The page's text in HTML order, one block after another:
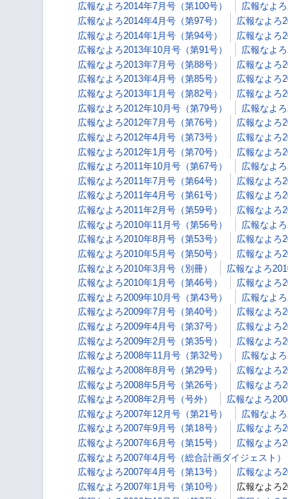
広報なよろ2014年7月号（第100号）
広報なよ
広報なよろ2014年4月号（第97号）
広報なよろ
広報なよろ2014年1月号（第94号）
広報なよろ
広報なよろ2013年10月号（第91号）
広報なよ
広報なよろ2013年7月号（第88号）
広報なよろ
広報なよろ2013年4月号（第85号）
広報なよろ
広報なよろ2013年1月号（第82号）
広報なよろ
広報なよろ2012年10月号（第79号）
広報なよ
広報なよろ2012年7月号（第76号）
広報なよろ
広報なよろ2012年4月号（第73号）
広報なよろ
広報なよろ2012年1月号（第70号）
広報なよろ
広報なよろ2011年10月号（第67号）
広報なよ
広報なよろ2011年7月号（第64号）
広報なよろ
広報なよろ2011年4月号（第61号）
広報なよろ
広報なよろ2011年2月号（第59号）
広報なよろ
広報なよろ2010年11月号（第56号）
広報なよ
広報なよろ2010年8月号（第53号）
広報なよろ
広報なよろ2010年5月号（第50号）
広報なよろ
広報なよろ2010年3月号（別冊）
広報なよろ
広報なよろ2010年1月号（第46号）
広報なよろ
広報なよろ2009年10月号（第43号）
広報なよ
広報なよろ2009年7月号（第40号）
広報なよろ
広報なよろ2009年4月号（第37号）
広報なよろ
広報なよろ2009年2月号（第35号）
広報なよろ
広報なよろ2008年11月号（第32号）
広報なよ
広報なよろ2008年8月号（第29号）
広報なよろ
広報なよろ2008年5月号（第26号）
広報なよろ
広報なよろ2008年2月号（号外）
広報なよろ
広報なよろ2007年12月号（第21号）
広報なよ
広報なよろ2007年9月号（第18号）
広報なよろ
広報なよろ2007年6月号（第15号）
広報なよろ
広報なよろ2007年4月号（総合計画ダイジェスト）
広報なよろ2007年4月号（第13号）
広報なよろ
広報なよろ2007年1月号（第10号）
広報なよろ